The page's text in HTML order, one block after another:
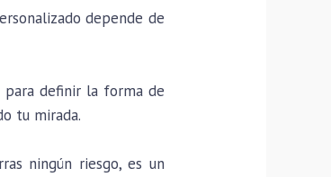
depende de
para definir la forma de
tu mirada.
ningún riesgo, es un